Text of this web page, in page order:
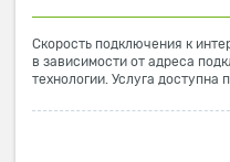
Скорость подключения к
в зависимости от адреса
технологии. Услуга доступна